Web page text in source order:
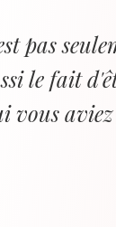
pas
le fait
vous